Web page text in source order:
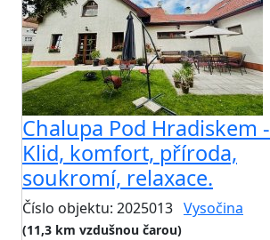
Chalupa Pod Hradiskem -
Klid, komfort, příroda,
soukromí, relaxace.
Číslo objektu: 2025013 Vysočina
(11,3 km vzdušnou čarou)